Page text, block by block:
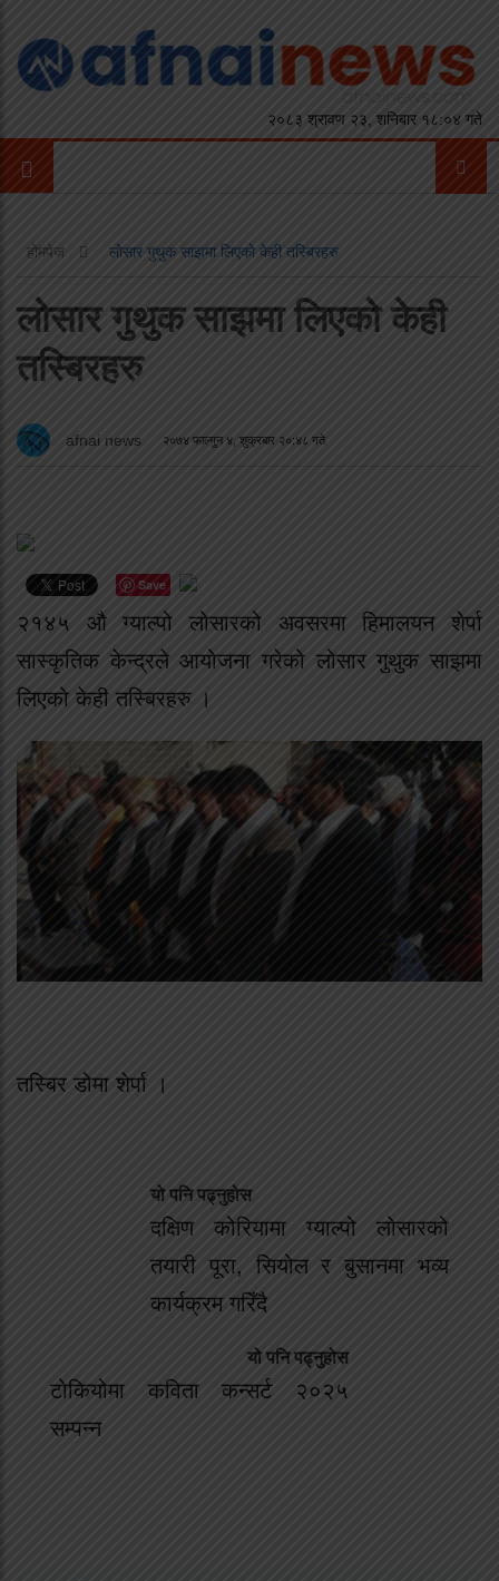
२०८३ श्रावण २३, शनिबार १८:०४ गते
होमपेज लोसार गुथुक साझमा लिएको केही तस्बिरहरु
लोसार गुथुक साझमा लिएको केही
तस्बिरहरु
afnai news २०७४ फाल्गुन ४, शुक्रबार २०:४८ गते
Save
२१४५ औ ग्याल्पो लोसारको अवसरमा हिमालयन शेर्पा
सास्कृतिक केन्द्रले आयोजना गरेको लोसार गुथुक साझमा
लिएको केही तस्बिरहरु ।
तस्बिर डोमा शेर्पा ।
यो पनि पढ्नुहोस
दक्षिण कोरियामा ग्याल्पो लोसारको
तयारी पूरा, सियोल र बुसानमा भव्य
कार्यक्रम गरिँदै
यो पनि पढ्नुहोस
टोकियोमा कविता कन्सर्ट २०२५
सम्पन्न